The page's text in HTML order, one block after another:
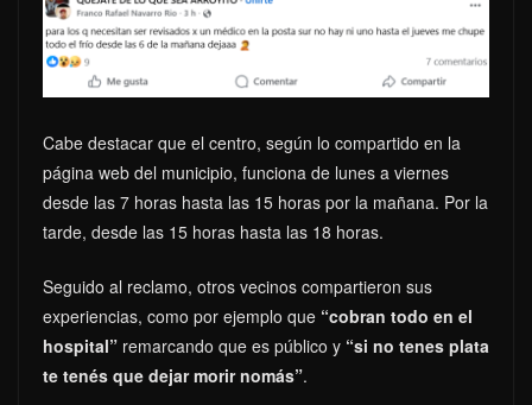
Cabe destacar que el centro, según lo compartido en la
página web del municipio, funciona de lunes a viernes
desde las 7 horas hasta las 15 horas por la mañana. Por la
tarde, desde las 15 horas hasta las 18 horas.
Seguido al reclamo, otros vecinos compartieron sus
experiencias, como por ejemplo que “cobran todo en el
hospital” remarcando que es público y “si no tenes plata
te tenés que dejar morir nomás”.